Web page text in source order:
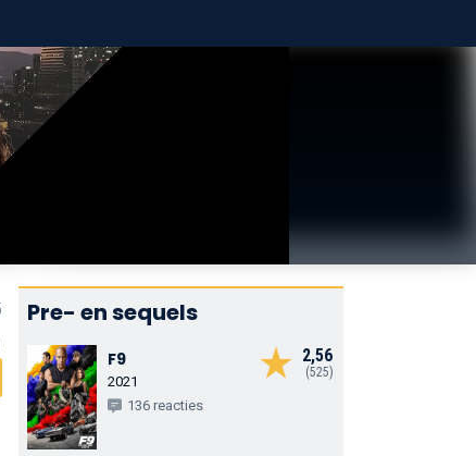
Pre- en sequels
2,56
(525)
F9
2021
136 reacties